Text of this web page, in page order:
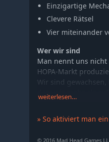
Einzigartige
Clevere Rätsel
Vier miteinander
Wer wir sind
Man nennt uns nicht
HOPA-Markt
Wir sind
dass wir mehr als
Aber ...
Aber wir sind nicht
weiterlesen…
» So aktiviert man
© 2016 Mad Head Games